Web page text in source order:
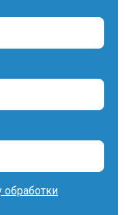
обработки